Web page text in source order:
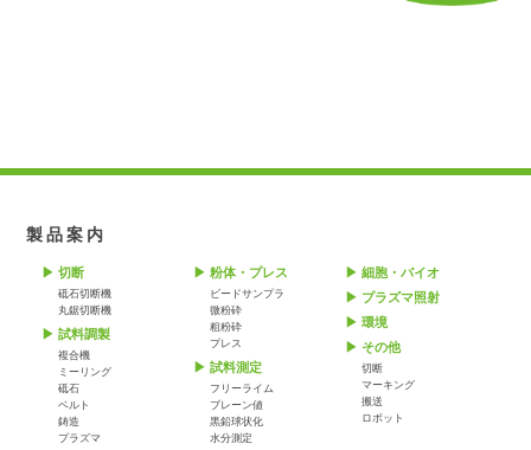
製品案内
切断
砥石切断機
丸鋸切断機
試料調製
複合機
ミーリング
砥石
ベルト
鋳造
プラズマ
粉体・プレス
ビードサンプラ
微粉砕
粗粉砕
プレス
試料測定
フリーライム
ブレーン値
黒鉛球状化
水分測定
細胞・バイオ
プラズマ照射
環境
その他
切断
マーキング
搬送
ロボット